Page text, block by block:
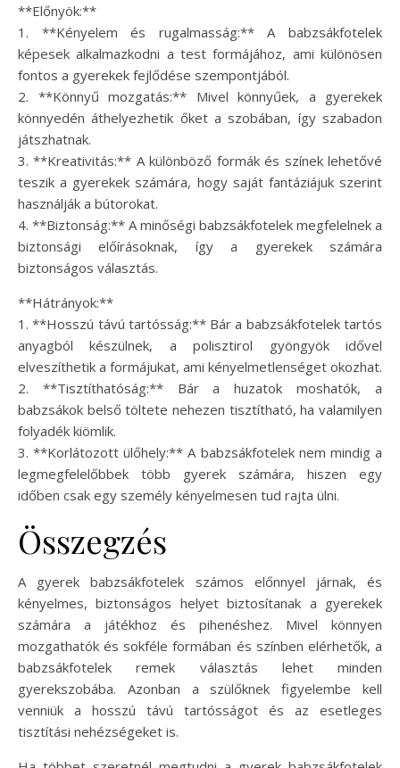
**Előnyök:**
1. **Kényelem és rugalmasság:** A babzsákfotelek
képesek alkalmazkodni a test formájához, ami különösen
fontos a gyerekek fejlődése szempontjából.
2. **Könnyű mozgatás:** Mivel könnyűek, a gyerekek
könnyedén áthelyezhetik őket a szobában, így szabadon
játszhatnak.
3. **Kreativitás:** A különböző formák és színek lehetővé
teszik a gyerekek számára, hogy saját fantáziájuk szerint
használják a bútorokat.
4. **Biztonság:** A minőségi babzsákfotelek megfelelnek a
biztonsági előírásoknak, így a gyerekek számára
biztonságos választás.
**Hátrányok:**
1. **Hosszú távú tartósság:** Bár a babzsákfotelek tartós
anyagból készülnek, a polisztirol gyöngyök idővel
elveszíthetik a formájukat, ami kényelmetlenséget okozhat.
2. **Tisztíthatóság:** Bár a huzatok moshatók, a
babzsákok belső töltete nehezen tisztítható, ha valamilyen
folyadék kiömlik.
3. **Korlátozott ülőhely:** A babzsákfotelek nem mindig a
legmegfelelőbbek több gyerek számára, hiszen egy
időben csak egy személy kényelmesen tud rajta ülni.
Összegzés
A gyerek babzsákfotelek számos előnnyel járnak, és
kényelmes, biztonságos helyet biztosítanak a gyerekek
számára a játékhoz és pihenéshez. Mivel könnyen
mozgathatók és sokféle formában és színben elérhetők, a
babzsákfotelek remek választás lehet minden
gyerekszobába. Azonban a szülőknek figyelembe kell
venniük a hosszú távú tartósságot és az esetleges
tisztítási nehézségeket is.